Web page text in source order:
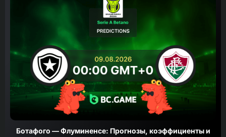
Ботафого — Флуминенсе: Прогнозы, коэффициенты и